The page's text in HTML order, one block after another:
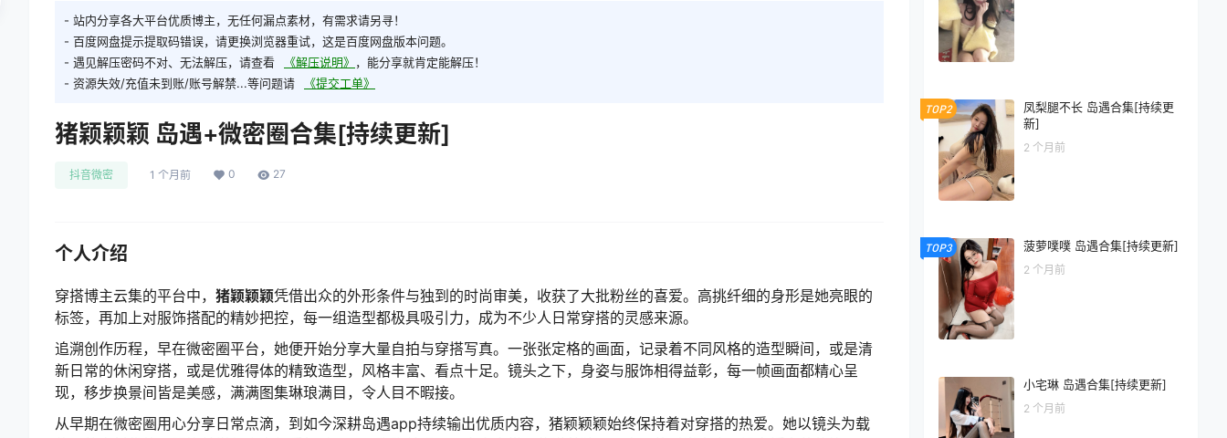
- 站内分享各大平台优质博主，无任何漏点素材，有需求请另寻！
- 百度网盘提示提取码错误，请更换浏览器重试，这是百度网盘版本问题。
- 遇见解压密码不对、无法解压，请查看
《解压说明》 ，能分享就肯定能解压！
- 资源失效/充值未到账/账号解禁...等问题请
《提交工单》
猪颖颖颖 岛遇+微密圈合集[持续更新]
抖音微密 1 个月前 0 27
个人介绍
穿搭博主云集的平台中， 猪颖颖颖凭借出众的外形条件与独到的时尚审美，收获了大批粉丝的喜爱。高挑纤细的身形是她亮眼的
标签，再加上对服饰搭配的精妙把控，每一组造型都极具吸引力，成为不少人日常穿搭的灵感来源。
追溯创作历程，早在微密圈平台，她便开始分享大量自拍与穿搭写真。一张张定格的画面，记录着不同风格的造型瞬间，或是清
新日常的休闲穿搭，或是优雅得体的精致造型，风格丰富、看点十足。镜头之下，身姿与服饰相得益彰，每一帧画面都精心呈
现，移步换景间皆是美感，满满图集琳琅满目，令人目不暇接。
从早期在微密圈用心分享日常点滴，到如今深耕岛遇app持续输出优质内容，猪颖颖颖始终保持着对穿搭的热爱。她以镜头为载
TOP2
凤梨腿不长 岛遇合集[持续更
新]
2 个月前
TOP3 菠萝噗噗 岛遇合集[持续更新]
2 个月前
小宅琳 岛遇合集[持续更新]
2 个月前